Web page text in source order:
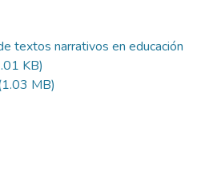
textos narrativos en educación
KB)
MB)